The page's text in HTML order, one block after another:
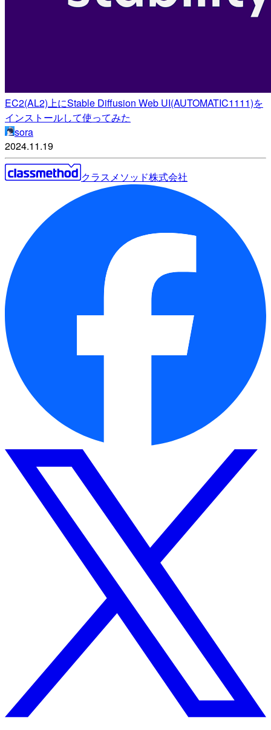
EC2(AL2)上にStable Diffusion Web UI(AUTOMATIC1111)を
インストールして使ってみた
sora
2024.11.19
クラスメソッド株式会社